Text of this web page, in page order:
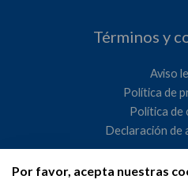
Por favor, acepta nuestras
Términos y
Aviso
Política de
Política de
Declaración de